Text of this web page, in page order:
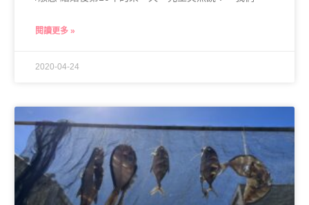
閱讀更多 »
2020-04-24